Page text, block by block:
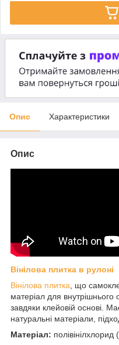
Опис Характеристики
Опис
Вінілова плитка в рулоні
Вінілова плитка, що
матеріал для
завдяки клейовій основі.
натуральні матеріали,
Матеріал: полівінілхлорид